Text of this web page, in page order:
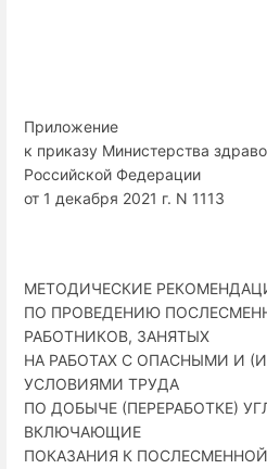
Приложение
к приказу Министерства
Российской Федерации
от 1 декабря 2021 г. N 1113
МЕТОДИЧЕСКИЕ
ПО ПРОВЕДЕНИЮ
РАБОТНИКОВ, ЗАНЯТЫХ
НА РАБОТАХ С ОПАСНЫМИ И
УСЛОВИЯМИ ТРУДА
ПО ДОБЫЧЕ (ПЕРЕРАБОТКЕ)
ВКЛЮЧАЮЩИЕ
ПОКАЗАНИЯ К